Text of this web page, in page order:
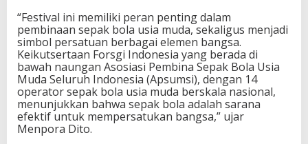
g
B
u
a
y
a
,
j
a
“Festival ini memiliki peran penting dalam
pembinaan sepak bola usia muda, sekaligus menjadi
simbol persatuan berbagai elemen bangsa.
Keikutsertaan Forsgi Indonesia yang berada di
bawah naungan Asosiasi Pembina Sepak Bola Usia
Muda Seluruh Indonesia (Apsumsi), dengan 14
operator sepak bola usia muda berskala nasional,
menunjukkan bahwa sepak bola adalah sarana
efektif untuk mempersatukan bangsa,” ujar
Menpora Dito.